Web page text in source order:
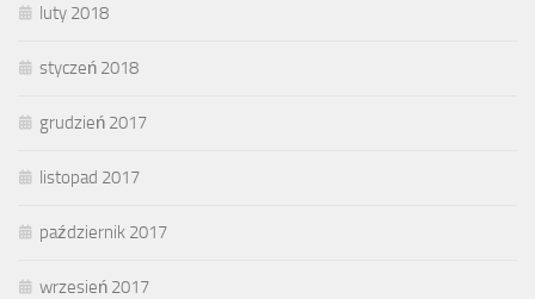
luty 2018
styczeń 2018
grudzień 2017
listopad 2017
październik 2017
wrzesień 2017